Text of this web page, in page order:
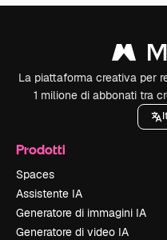
La piattaforma creativa per
1 milione di abbonati tra
Prodotti
Spaces
Assistente IA
Generatore di immagini IA
Generatore di video IA